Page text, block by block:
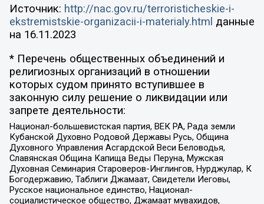
Источник: http://nac.gov.ru/terroristicheskie-i-
ekstremistskie-organizacii-i-materialy.html данные
на 16.11.2023
* Перечень общественных объединений и
религиозных организаций в отношении
которых судом принято вступившее в
законную силу решение о ликвидации или
запрете деятельности:
Национал-большевистская партия, ВЕК РА, Рада земли
Кубанской Духовно Родовой Державы Русь, Община
Духовного Управления Асгардской Веси Беловодья,
Славянская Община Капища Веды Перуна, Мужская
Духовная Семинария Староверов-Инглингов, Нурджулар, К
Богодержавию, Таблиги Джамаат, Свидетели Иеговы,
Русское национальное единство, Национал-
социалистическое общество, Джамаат мувахидов,